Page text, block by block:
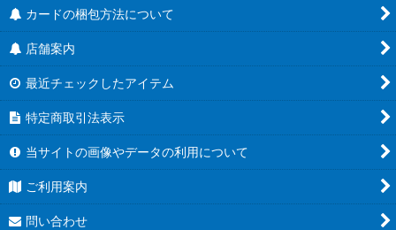
カードの梱包方法について
店舗案内
最近チェックしたアイテム
特定商取引法表示
当サイトの画像やデータの利用について
ご利用案内
問い合わせ